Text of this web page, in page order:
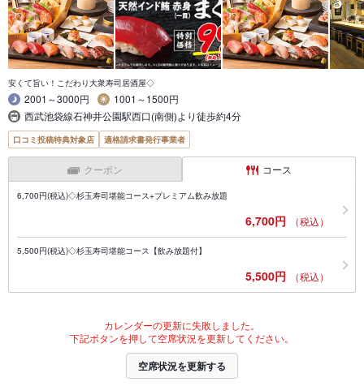
安くて旨い！こだわり大衆寿司居酒屋◇
2001～3000円
1001～1500円
西武池袋線石神井公園駅西口(南側)より徒歩約4分
口コミ投稿特典対象店 適格請求書発行事業者
クーポン コース
6,700円(税込)◇杉玉寿司堪能コース+プレミアム飲み放題
6,700円 （税込）
5,500円(税込)◇杉玉寿司堪能コース【飲み放題付】
5,500円 （税込）
カレンダーの更新に失敗しました。
下記ボタンを押して空席状況を更新してください。
空席状況を更新する